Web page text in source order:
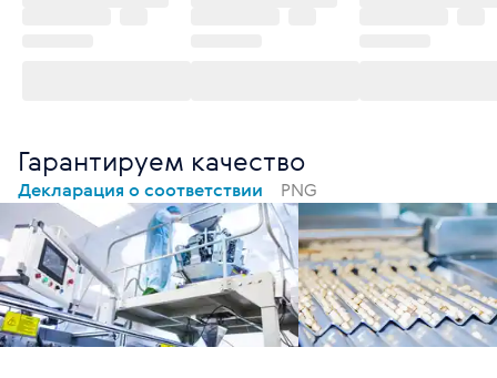
Гарантируем качество
Декларация о соответствии PNG